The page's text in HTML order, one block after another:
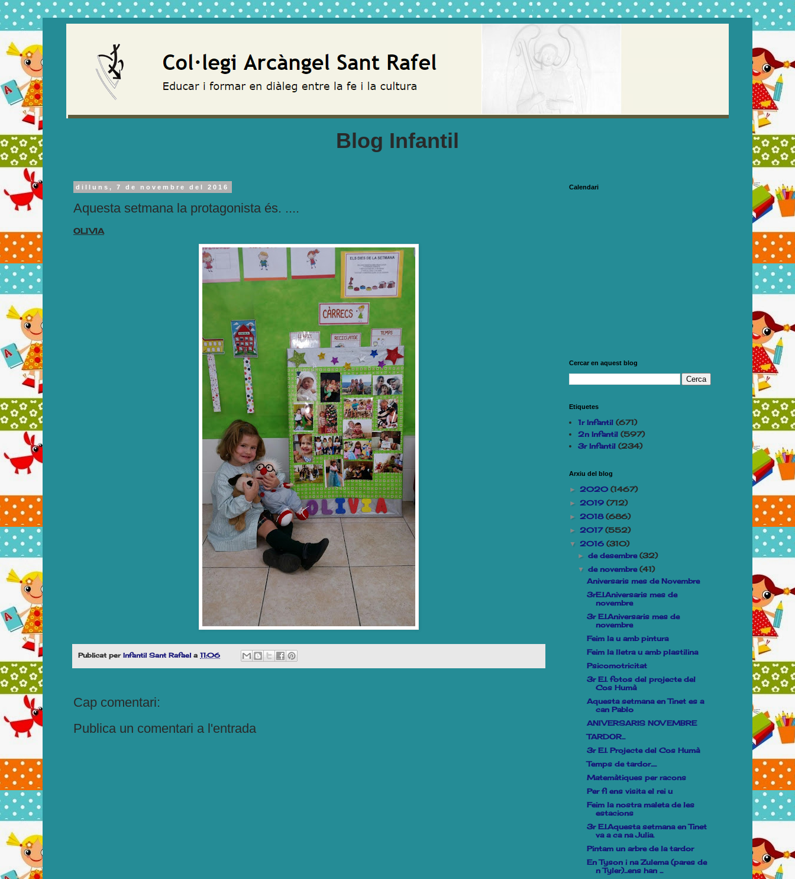
Blog Infantil
dilluns, 7 de novembre del 2016
Aquesta setmana la protagonista és. ....
OLIVIA
Publicat per Infantil Sant Rafael a 11:06
Cap comentari:
Publica un comentari a l'entrada
Calendari
Cercar en aquest blog
Etiquetes
1r Infantil (671)
2n Infantil (597)
3r Infantil (234)
Arxiu del blog
► 2020 (1467)
► 2019 (712)
► 2018 (686)
► 2017 (552)
▼ 2016 (310)
►de desembre(32)
▼de novembre(41)
Aniversaris mes de Novembre
3rE.I.Aniversaris mes de
novembre
3r E.I.Aniversaris mes de
novembre
Feim la u amb pintura
Feim la lletra u amb plastilina
Psicomotricitat
3r E.I. fotos del projecte del
Cos Humà
Aquesta setmana en Tinet es a
can Pablo
ANIVERSARIS NOVEMBRE
TARDOR...
3r E.I. Projecte del Cos Humà
Temps de tardor.....
Matemàtiques per racons
Per fi ens visita el rei u
Feim la nostra maleta de les
estacions
3r E.I.Aquesta setmana en Tinet
va a ca na Julia.
Pintam un arbre de la tardor
En Tyson i na Zulema (pares de
n Tyler)...ens han ...